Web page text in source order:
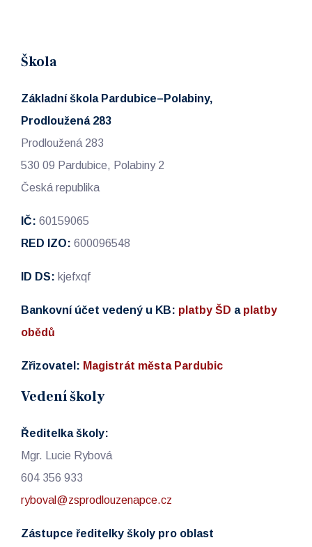
Škola
Základní škola Pardubice–Polabiny,
Prodloužená 283
Prodloužená 283
530 09 Pardubice, Polabiny 2
Česká republika
IČ: 60159065
RED IZO: 600096548
ID DS: kjefxqf
Bankovní účet vedený u KB: platby ŠD a platby
obědů
Zřizovatel: Magistrát města Pardubic
Vedení školy
Ředitelka školy:
Mgr. Lucie Rybová
604 356 933
ryboval@zsprodlouzenapce.cz
Zástupce ředitelky školy pro oblast